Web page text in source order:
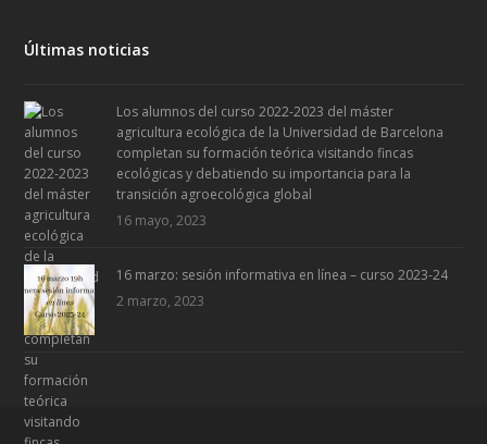
Últimas noticias
Los alumnos del curso 2022-2023 del máster
agricultura ecológica de la Universidad de Barcelona
completan su formación teórica visitando fincas
ecológicas y debatiendo su importancia para la
transición agroecológica global
16 mayo, 2023
16 marzo: sesión informativa en línea – curso 2023-24
2 marzo, 2023